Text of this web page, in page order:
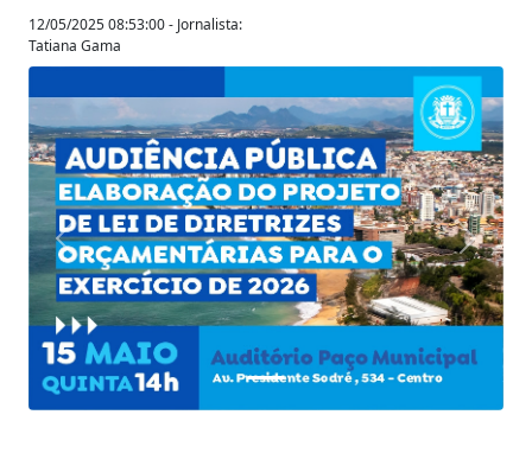
12/05/2025 08:53:00 - Jornalista:
Tatiana Gama
Anterior